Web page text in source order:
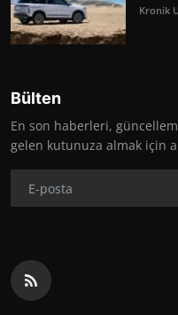
Kronik
Bülten
En son haberleri,
gelen kutunuza almak için